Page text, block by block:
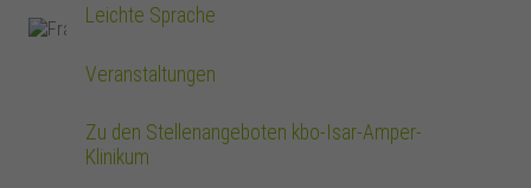
Leichte Sprache
Veranstaltungen
Zu den Stellenangeboten kbo-Isar-Amper-
Klinikum